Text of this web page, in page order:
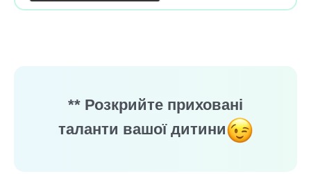
** Розкрийте приховані
таланти вашої дитини